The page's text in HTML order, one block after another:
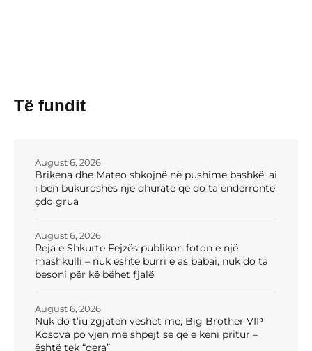
Të fundit
Brikena dhe Mateo shkojnë në pushime bashkë, ai
i bën bukuroshes një dhuratë që do ta ëndërronte
çdo grua
August 6, 2026
Reja e Shkurte Fejzës publikon foton e një
mashkulli – nuk është burri e as babai, nuk do ta
besoni për kë bëhet fjalë
August 6, 2026
Nuk do t’iu zgjaten veshet më, Big Brother VIP
Kosova po vjen më shpejt se që e keni pritur –
është tek “dera”
August 6, 2026